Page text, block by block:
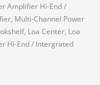
Amplifier Hi-End/
Multi-Channel Power
Loa Center, Loa
Hi-End/ Intergrated